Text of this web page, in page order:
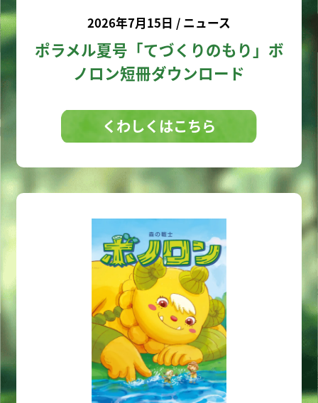
2026年7月15日 / ニュース
ポラメル夏号「てづくりのもり」ボ
ノロン短冊ダウンロード
くわしくはこちら